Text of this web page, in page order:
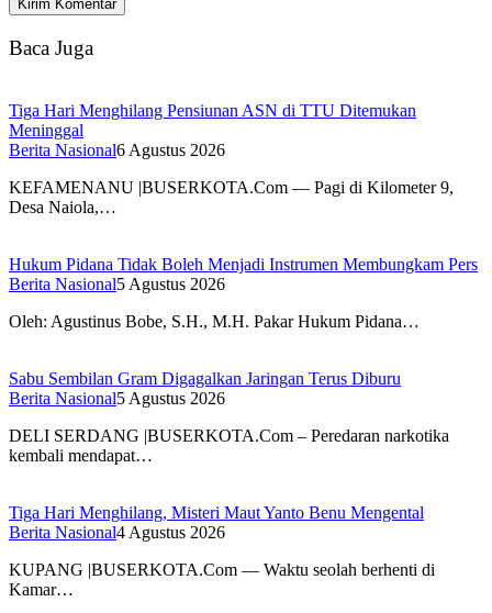
Baca Juga
Tiga Hari Menghilang Pensiunan ASN di TTU Ditemukan
Meninggal
Berita Nasional6 Agustus 2026
KEFAMENANU |BUSERKOTA.Com — Pagi di Kilometer 9,
Desa Naiola,…
Hukum Pidana Tidak Boleh Menjadi Instrumen Membungkam Pers
Berita Nasional5 Agustus 2026
Oleh: Agustinus Bobe, S.H., M.H. Pakar Hukum Pidana…
Sabu Sembilan Gram Digagalkan Jaringan Terus Diburu
Berita Nasional5 Agustus 2026
DELI SERDANG |BUSERKOTA.Com – Peredaran narkotika
kembali mendapat…
Tiga Hari Menghilang, Misteri Maut Yanto Benu Mengental
Berita Nasional4 Agustus 2026
KUPANG |BUSERKOTA.Com — Waktu seolah berhenti di
Kamar…